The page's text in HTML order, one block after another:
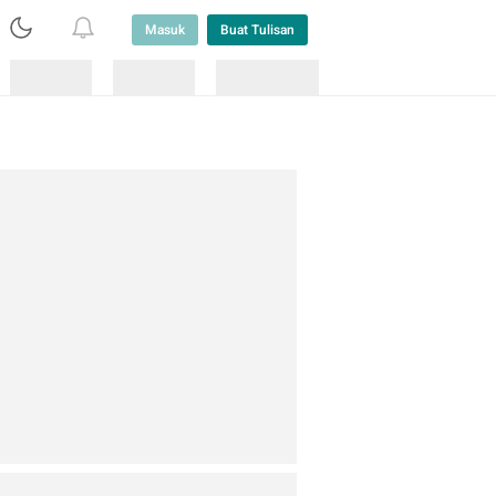
Masuk Buat Tulisan